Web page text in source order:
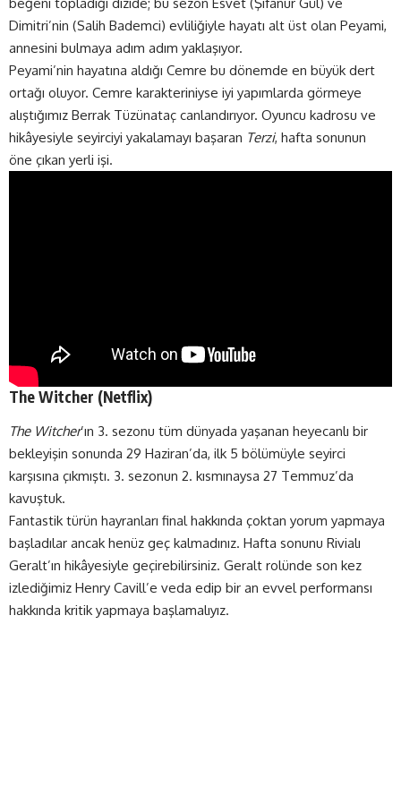
beğeni topladığı dizide; bu sezon Esvet (Şifanur Gül) ve
Dimitri’nin (Salih Bademci) evliliğiyle hayatı alt üst olan Peyami,
annesini bulmaya adım adım yaklaşıyor.
Peyami’nin hayatına aldığı Cemre bu dönemde en büyük dert
ortağı oluyor. Cemre karakteriniyse iyi yapımlarda görmeye
alıştığımız Berrak Tüzünataç canlandırıyor. Oyuncu kadrosu ve
hikâyesiyle seyirciyi yakalamayı başaran Terzi, hafta sonunun
öne çıkan yerli işi.
The Witcher (Netflix)
The Witcher’ın 3. sezonu tüm dünyada yaşanan heyecanlı bir
bekleyişin sonunda 29 Haziran’da, ilk 5 bölümüyle seyirci
karşısına çıkmıştı. 3. sezonun 2. kısmınaysa 27 Temmuz’da
kavuştuk.
Fantastik türün hayranları final hakkında çoktan yorum yapmaya
başladılar ancak henüz geç kalmadınız. Hafta sonunu Rivialı
Geralt’ın hikâyesiyle geçirebilirsiniz. Geralt rolünde son kez
izlediğimiz Henry Cavill’e veda edip bir an evvel performansı
hakkında kritik yapmaya başlamalıyız.